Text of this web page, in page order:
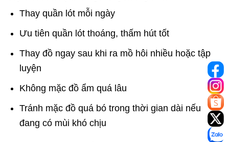
Thay quần lót mỗi ngày
Ưu tiên quần lót thoáng, thấm hút tốt
Thay đồ ngay sau khi ra mồ hôi nhiều hoặc tập
luyện
Không mặc đồ ẩm quá lâu
Tránh mặc đồ quá bó trong thời gian dài nếu
đang có mùi khó chịu